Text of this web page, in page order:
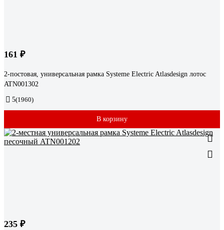
161 ₽
2-постовая, универсальная рамка Systeme Electric Atlasdesign лотос
ATN001302
5(1960)
В корзину
235 ₽